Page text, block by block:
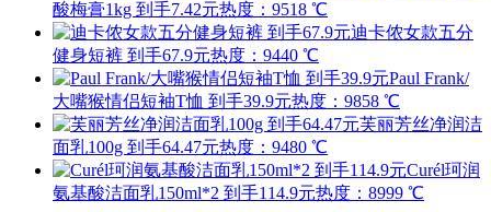
酸梅膏1kg 到手7.42元热度：9518 ℃
迪卡侬女款五分
健身短裤 到手67.9元热度：9440 ℃
Paul Frank/
大嘴猴情侣短袖T恤 到手39.9元热度：9858 ℃
芙丽芳丝净润洁
面乳100g 到手64.47元热度：9480 ℃
Curél珂润
氨基酸洁面乳150ml*2 到手114.9元热度：8999 ℃